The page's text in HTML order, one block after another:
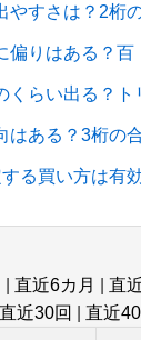
やすさは？2桁
偏りはある？百
くらい出る？
はある？3桁の
る買い方は有
直近6カ月 直
直近30回 直近